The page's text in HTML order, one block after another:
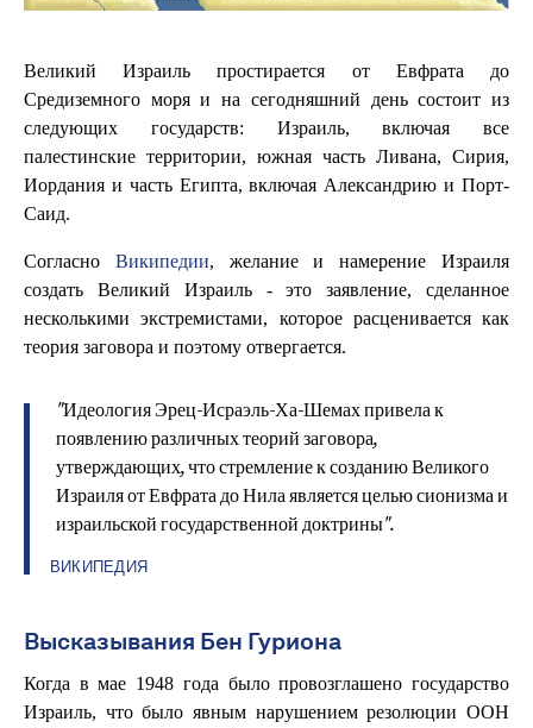
Великий Израиль простирается от Евфрата до
Средиземного моря и на сегодняшний день состоит из
следующих государств: Израиль, включая все
палестинские территории, южная часть Ливана, Сирия,
Иордания и часть Египта, включая Александрию и Порт-
Саид.
Согласно Википедии, желание и намерение Израиля
создать Великий Израиль - это заявление, сделанное
несколькими экстремистами, которое расценивается как
теория заговора и поэтому отвергается.
"Идеология Эрец-Исраэль-Ха-Шемах привела к
появлению различных теорий заговора,
утверждающих, что стремление к созданию Великого
Израиля от Евфрата до Нила является целью сионизма и
израильской государственной доктрины".
ВИКИПЕДИЯ
Высказывания Бен Гуриона
Когда в мае 1948 года было провозглашено государство
Израиль, что было явным нарушением резолюции ООН